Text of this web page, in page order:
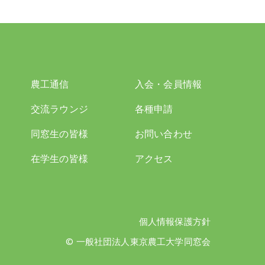
農工通信
交流ラウンジ
同窓生の皆様
在学生の皆様
入会・会員情報
各種申請
お問い合わせ
アクセス
個人情報保護方針
© 一般社団法人東京農工大学同窓会